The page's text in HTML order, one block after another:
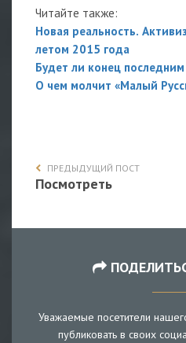
Читайте также:
Новая реальность.
летом 2015 года
Будет ли конец
О чем молчит «Малый
ПРЕДЫДУЩИЙ ПОСТ
Посмотреть
Уважаемые посетители
публиковать в своих